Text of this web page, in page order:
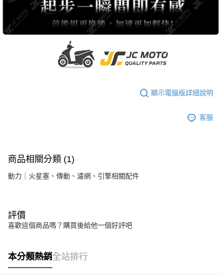
顯示電腦版詳細說明
客服
商品相關分類 (1)
動力｜火星塞、傳動、濾網、引擎相關配件
評價
喜歡這個商品嗎？購買後給他一個好評吧
本分類熱銷全站排行